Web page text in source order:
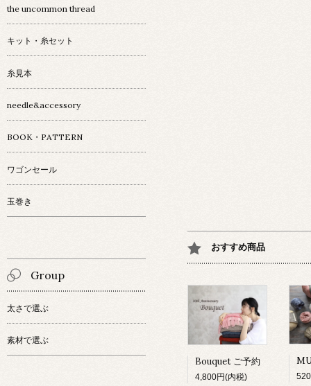
おすすめ商品
Bouquet ご予約
4,800円(内税)
the uncommon thread
キット・糸セット
糸見本
needle&accessory
BOOK・PATTERN
ワゴンセール
玉巻き
Group
太さで選ぶ
素材で選ぶ